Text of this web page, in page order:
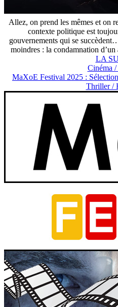
Allez, on prend les mêmes et on
contexte politique est
gouvernements qui se
moindres : la condamnation d’un
LA
Cinéma
MaXoE Festival 2025 :
Thriller /